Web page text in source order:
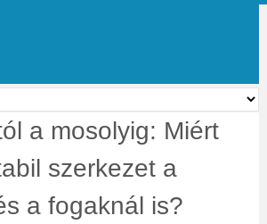
a mosolyig: Miért
szerkezet a
a fogaknál is?